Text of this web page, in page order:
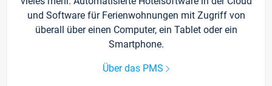
und Software für Ferienwohnungen mit Zugriff von
überall über einen Computer, ein Tablet oder ein
Smartphone.
Über das PMS